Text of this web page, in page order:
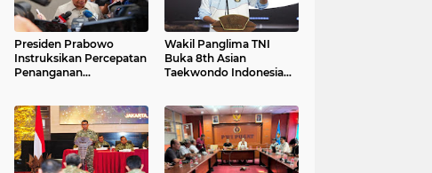
Presiden Prabowo
Instruksikan Percepatan
Penanganan
BBM
Wakil Panglima TNI
Buka 8th Asian
Taekwondo Indonesia